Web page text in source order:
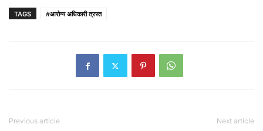
TAGS #आरोग्य अधिकारी त्रस्त
Previous article Next article